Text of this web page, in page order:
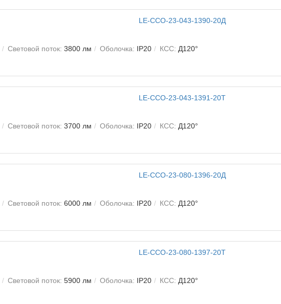
Световой поток: 3800 лм Оболочка: IP20 КСС: Д120°
Световой поток: 3700 лм Оболочка: IP20 КСС: Д120°
Световой поток: 6000 лм Оболочка: IP20 КСС: Д120°
Световой поток: 5900 лм Оболочка: IP20 КСС: Д120°